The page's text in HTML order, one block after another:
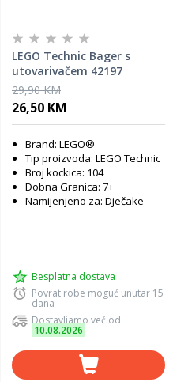
LEGO Technic Bager s
utovarivačem 42197
29,90 KM
26,50 KM
Brand: LEGO®
Tip proizvoda: LEGO Technic
Broj kockica: 104
Dobna Granica: 7+
Namijenjeno za: Dječake
Besplatna dostava
Povrat robe moguć unutar 15
dana
Dostavljamo već od
10.08.2026